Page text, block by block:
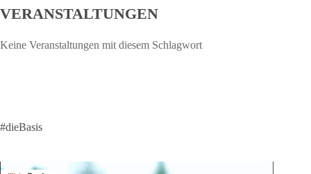
VERANSTALTUNGEN
Keine Veranstaltungen mit diesem Schlagwort
#dieBasis